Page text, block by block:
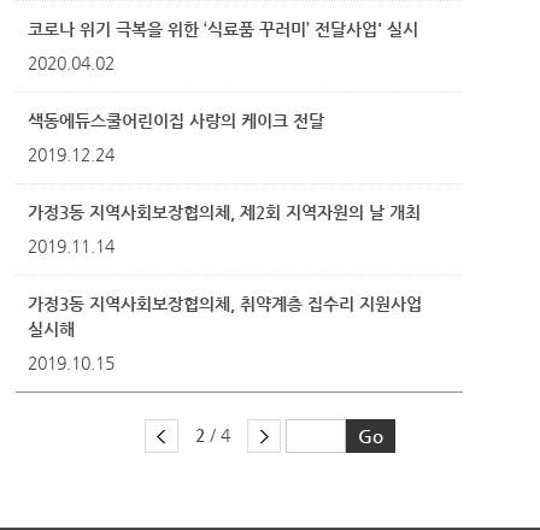
코로나 위기 극복을 위한 ‘식료품 꾸러미’ 전달사업' 실시
2020.04.02
색동에듀스쿨어린이집 사랑의 케이크 전달
2019.12.24
가정3동 지역사회보장협의체, 제2회 지역자원의 날 개최
2019.11.14
가정3동 지역사회보장협의체, 취약계층 집수리 지원사업
실시해
2019.10.15
2 / 4